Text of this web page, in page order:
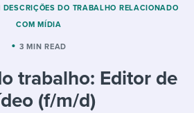
Topics
Templates & Guides
I’m a jobseeker
DESCRIÇÕES DO TRABALHO RELACIONADO
COM MÍDIA
3 MIN READ
trabalho: Editor de
(f/m/d)